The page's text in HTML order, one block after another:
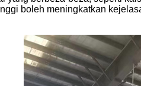
boleh meningkatkan